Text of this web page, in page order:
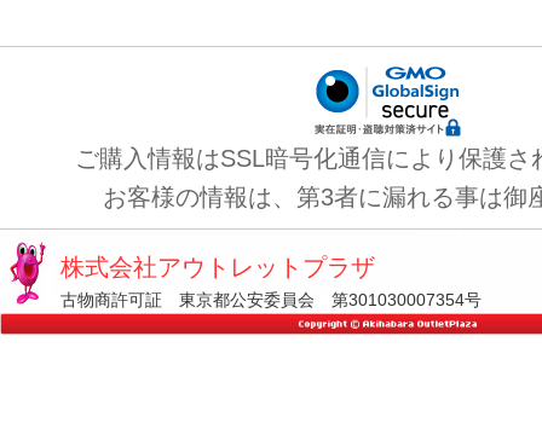
ご購入情報はSSL暗号化通信により保護さ
お客様の情報は、第3者に漏れる事は御
株式会社アウトレットプラザ
古物商許可証 東京都公安委員会 第301030007354号